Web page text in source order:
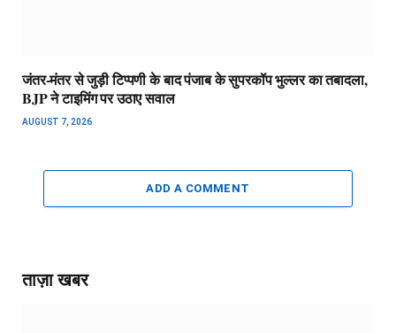
जंतर-मंतर से जुड़ी टिप्पणी के बाद पंजाब के सुपरकॉप भुल्लर का तबादला,
BJP ने टाइमिंग पर उठाए सवाल
AUGUST 7, 2026
ADD A COMMENT
ताज़ा खबर